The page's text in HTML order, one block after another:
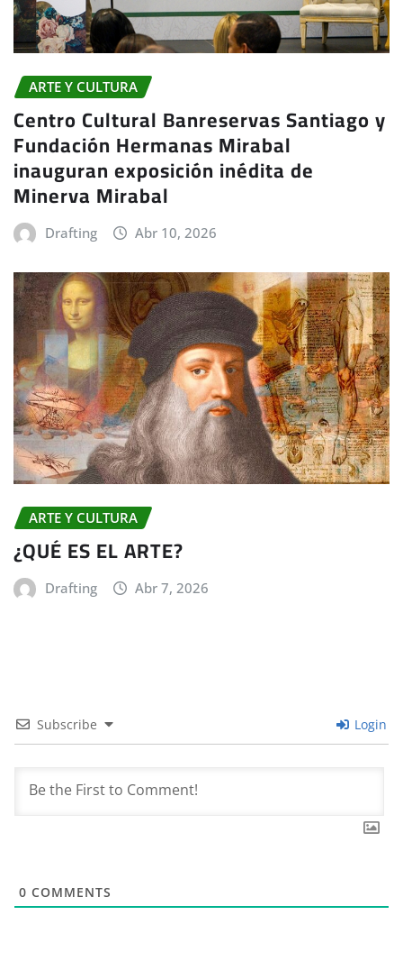
ARTE Y CULTURA
Centro Cultural Banreservas Santiago y
Fundación Hermanas Mirabal
inauguran exposición inédita de
Minerva Mirabal
Drafting Abr 10, 2026
ARTE Y CULTURA
¿QUÉ ES EL ARTE?
Drafting Abr 7, 2026
Subscribe Login
0 COMMENTS